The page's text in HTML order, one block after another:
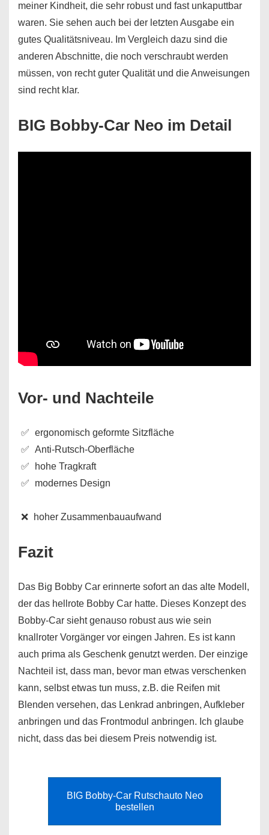
meiner Kindheit, die sehr robust und fast unkaputtbar
waren. Sie sehen auch bei der letzten Ausgabe ein
gutes Qualitätsniveau. Im Vergleich dazu sind die
anderen Abschnitte, die noch verschraubt werden
müssen, von recht guter Qualität und die Anweisungen
sind recht klar.
BIG Bobby-Car Neo im Detail
Vor- und Nachteile
ergonomisch geformte Sitzfläche
Anti-Rutsch-Oberfläche
hohe Tragkraft
modernes Design
hoher Zusammenbauaufwand
Fazit
Das Big Bobby Car erinnerte sofort an das alte Modell,
der das hellrote Bobby Car hatte. Dieses Konzept des
Bobby-Car sieht genauso robust aus wie sein
knallroter Vorgänger vor eingen Jahren. Es ist kann
auch prima als Geschenk genutzt werden. Der einzige
Nachteil ist, dass man, bevor man etwas verschenken
kann, selbst etwas tun muss, z.B. die Reifen mit
Blenden versehen, das Lenkrad anbringen, Aufkleber
anbringen und das Frontmodul anbringen. Ich glaube
nicht, dass das bei diesem Preis notwendig ist.
BIG Bobby-Car Rutschauto Neo
bestellen